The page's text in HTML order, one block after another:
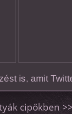
is, amit
cipőkben